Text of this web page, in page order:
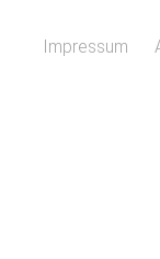
Impressum